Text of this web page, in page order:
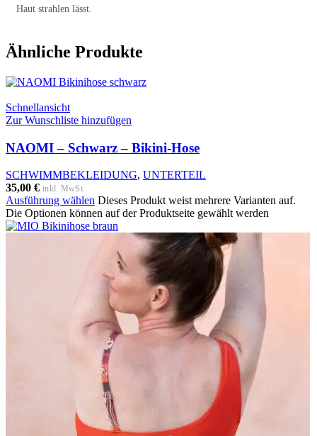
Haut strahlen lässt.
Ähnliche Produkte
Schnellansicht
Zur Wunschliste hinzufügen
NAOMI – Schwarz – Bikini-Hose
SCHWIMMBEKLEIDUNG, UNTERTEIL
35,00 € inkl. MwSt.
Ausführung wählen Dieses Produkt weist mehrere Varianten auf.
Die Optionen können auf der Produktseite gewählt werden